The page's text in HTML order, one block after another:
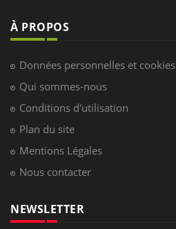
À PROPOS
Données personnelles et cookies
Qui sommes-nous
Conditions d'utilisation
Plan du site
Mentions Légales
Nous contacter
NEWSLETTER